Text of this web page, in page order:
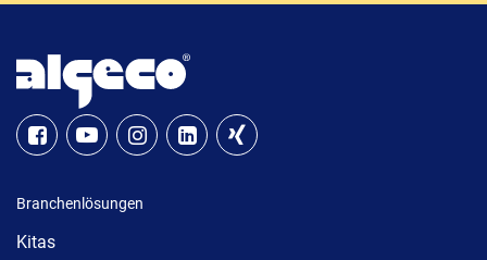
Branchenlösungen
Kitas